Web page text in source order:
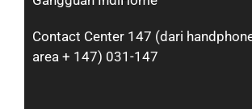
Contact Center 147 (dari
area + 147) 031-147